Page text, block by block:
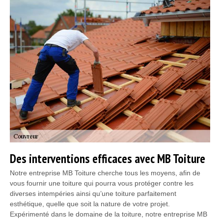
Des interventions efficaces avec MB Toiture
Notre entreprise MB Toiture cherche tous les moyens, afin de
vous fournir une toiture qui pourra vous protéger contre les
diverses intempéries ainsi qu’une toiture parfaitement
esthétique, quelle que soit la nature de votre projet.
Expérimenté dans le domaine de la toiture, notre entreprise MB